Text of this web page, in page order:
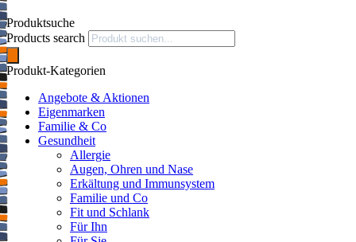
Produktsuche
Products search
Produkt-Kategorien
Angebote & Aktionen
Eigenmarken
Familie & Co
Gesundheit
Allergie
Augen, Ohren und Nase
Erkältung und Immunsystem
Familie und Co
Fit und Schlank
Für Ihn